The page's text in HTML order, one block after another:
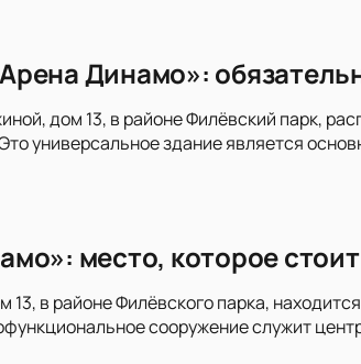
Динамо»:
дом 13, в районе Филёвский парк,
универсальное здание является
место, которое
в районе Филёвского парка,
сооружение служит